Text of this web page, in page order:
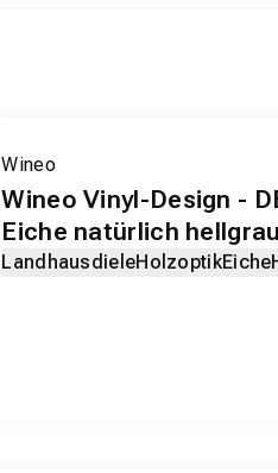
Wineo
Wineo Vinyl-Design -
Eiche natürlich hellgrau
LandhausdieleHolzoptikEiche